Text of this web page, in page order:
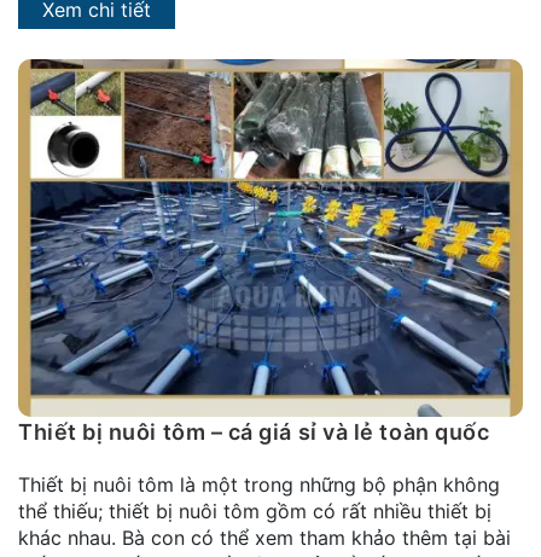
Xem chi tiết
Thiết bị nuôi tôm – cá giá sỉ và lẻ toàn quốc
Thiết bị nuôi tôm là một trong những bộ phận không
thể thiếu; thiết bị nuôi tôm gồm có rất nhiều thiết bị
khác nhau. Bà con có thể xem tham khảo thêm tại bài